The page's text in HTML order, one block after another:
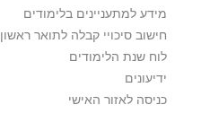
מידע למתעניינים בלימודים
חישוב סיכויי קבלה לתואר ראשון
לוח שנת הלימודים
ידיעונים
כניסה לאזור האישי